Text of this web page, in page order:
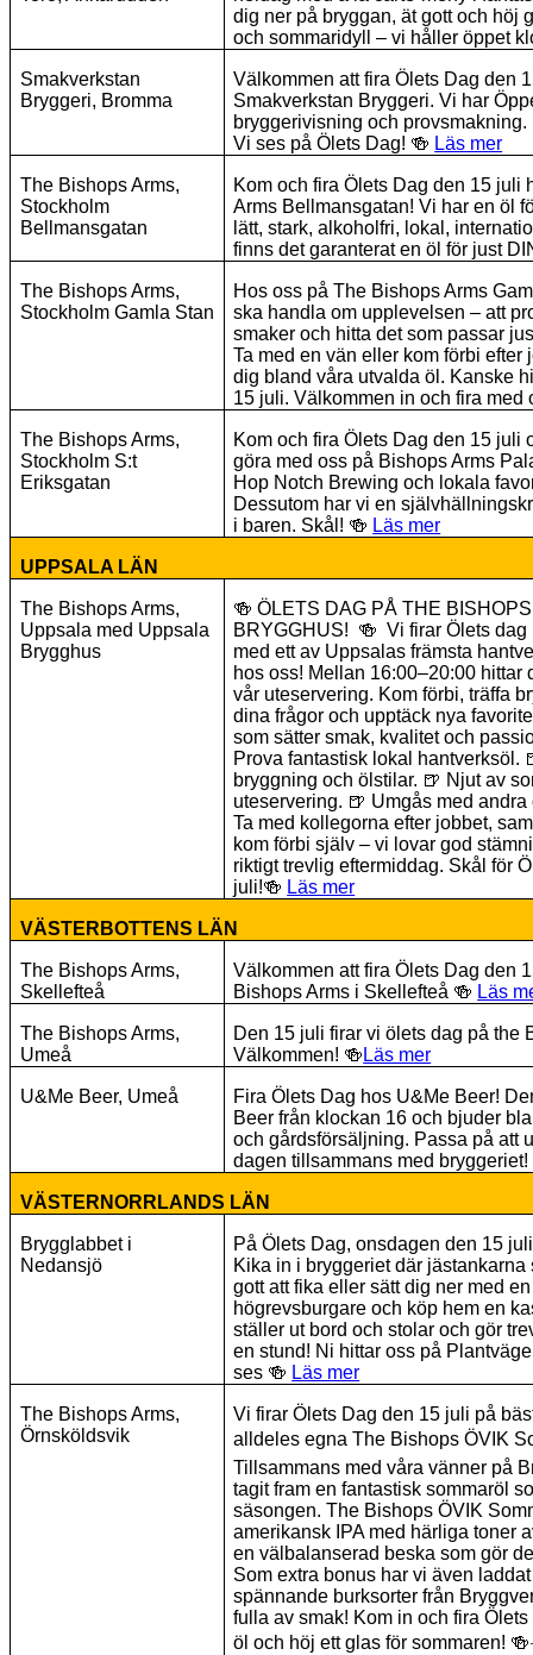
dig ner på bryggan, ät gott och höj
och sommaridyll – vi håller öppet
Smakverkstan
Bryggeri, Bromma
Välkommen att fira Ölets Dag den
Smakverkstan Bryggeri. Vi har
bryggerivisning och
Vi ses på Ölets Dag! 🍻 Läs mer
The Bishops Arms,
Stockholm
Bellmansgatan
Kom och fira Ölets Dag den 15 juli
Arms Bellmansgatan! Vi har en öl
lätt, stark, alkoholfri, lokal,
finns det garanterat en öl för just
The Bishops Arms,
Stockholm Gamla Stan
Hos oss på The Bishops Arms
ska handla om upplevelsen – att
smaker och hitta det som passar
Ta med en vän eller kom förbi efter
dig bland våra utvalda öl. Kanske
15 juli. Välkommen in och fira med
The Bishops Arms,
Stockholm S:t
Eriksgatan
Kom och fira Ölets Dag den 15 juli
göra med oss på Bishops Arms
Hop Notch Brewing och lokala
Dessutom har vi en
i baren. Skål! 🍻 Läs mer
UPPSALA LÄN
The Bishops Arms,
Uppsala med Uppsala
Brygghus
🍻 ÖLETS DAG PÅ THE
BRYGGHUS! 🍻 Vi firar Ölets
med ett av Uppsalas främsta
hos oss! Mellan 16:00–20:00 hittar
vår uteservering. Kom förbi, träffa
dina frågor och upptäck nya
som sätter smak, kvalitet och
Prova fantastisk lokal hantverksöl.
bryggning och ölstilar. 🍺 Njut av
uteservering. 🍺 Umgås med
Ta med kollegorna efter jobbet,
kom förbi själv – vi lovar god
riktigt trevlig eftermiddag. Skål för
juli!🍻 Läs mer
VÄSTERBOTTENS LÄN
The Bishops Arms,
Skellefteå
Välkommen att fira Ölets Dag den
Bishops Arms i Skellefteå 🍻 Läs
The Bishops Arms,
Umeå
Den 15 juli firar vi ölets dag på the
Välkommen! 🍻 Läs mer
U&Me Beer, Umeå
Fira Ölets Dag hos U&Me Beer!
Beer från klockan 16 och bjuder
och gårdsförsäljning. Passa på att
dagen tillsammans med bryggeriet!
VÄSTERNORRLANDS LÄN
Brygglabbet i
Nedansjö
På Ölets Dag, onsdagen den 15
Kika in i bryggeriet där jästankarna
gott att fika eller sätt dig ner med
högrevsburgare och köp hem en
ställer ut bord och stolar och gör
en stund! Ni hittar oss på
ses 🍻 Läs mer
The Bishops Arms,
Örnsköldsvik
Vi firar Ölets Dag den 15 juli på
alldeles egna The Bishops ÖVIK
Tillsammans med våra vänner på
tagit fram en fantastisk sommaröl
säsongen. The Bishops ÖVIK
amerikansk IPA med härliga toner
en välbalanserad beska som gör
Som extra bonus har vi även
spännande burksorter från
fulla av smak! Kom in och fira
öl och höj ett glas för sommaren!